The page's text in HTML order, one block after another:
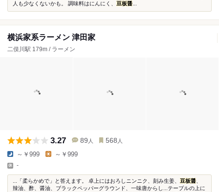
人も少なくないかも。 調味料はにんにく、 豆板醤
横浜家系ラーメン 津田家
二俣川駅 179m / ラーメン
3.27 89 人 568 人
～￥999 ～￥999
-
...「柔らかめで」と答えます。 卓上にはおろしニンニク、刻み生姜、 豆板醤
辣油、酢、醤油、ブラックペッパーグラウンド、一味唐からし...テーブルの上に